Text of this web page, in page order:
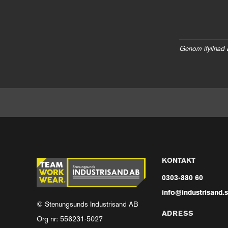
Genom ifyllnad
© Stenungsunds Industrisand AB
Org nr: 556231-5027
KONTAKT
0303-880 60
ADRESS